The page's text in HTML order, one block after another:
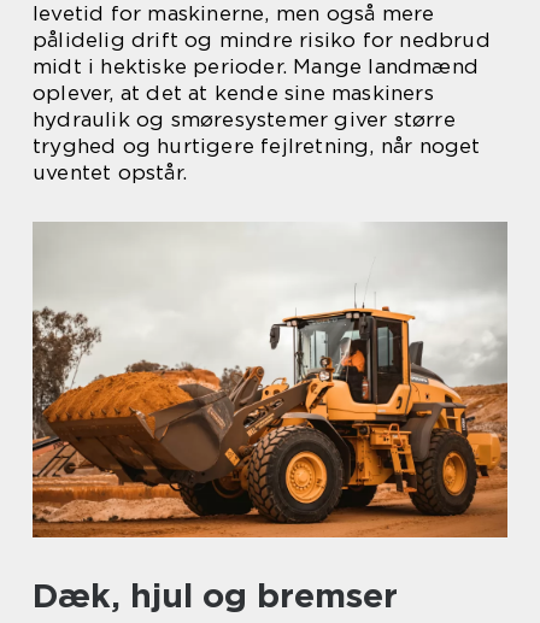
levetid for maskinerne, men også mere
pålidelig drift og mindre risiko for nedbrud
midt i hektiske perioder. Mange landmænd
oplever, at det at kende sine maskiners
hydraulik og smøresystemer giver større
tryghed og hurtigere fejlretning, når noget
uventet opstår.
Dæk, hjul og bremser